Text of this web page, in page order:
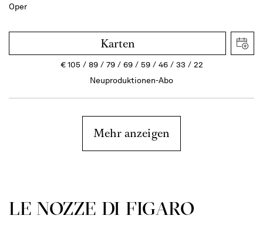
Oper
Karten
€105 89 79 69 59 46 33
22
Neuproduktionen-Abo
Mehr anzeigen
LE NOZZE DI FIGARO